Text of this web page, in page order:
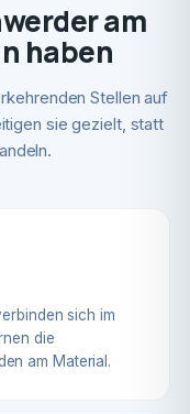
am
haben
Stellen auf
sie gezielt, statt
sich im
die
am Material.